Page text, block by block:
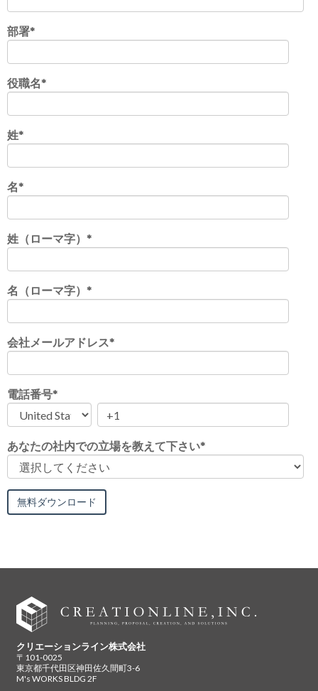
部署*
役職名*
姓*
名*
姓（ローマ字） *
名（ローマ字） *
会社メールアドレス*
電話番号*
あなたの社内での立場を教えて下さい*
クリエーションライン株式会社
〒101-0025
東京都千代田区神田佐久間町3-6
M's WORKS BLDG 2F